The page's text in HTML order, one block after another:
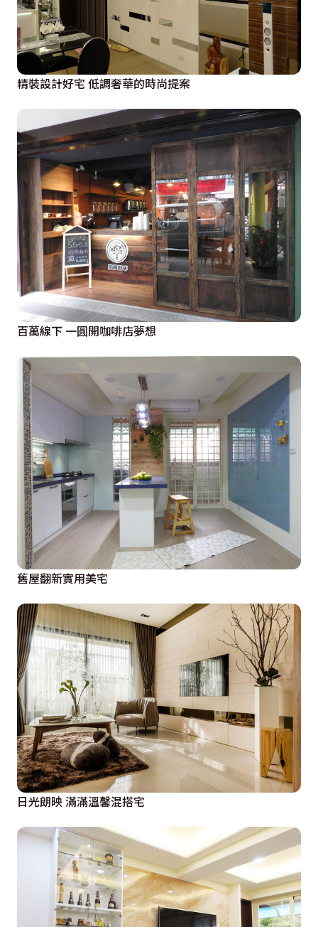
精裝設計好宅 低調奢華的時尚提案
百萬線下 一圓開咖啡店夢想
舊屋翻新實用美宅
日光朗映 滿滿溫馨混搭宅